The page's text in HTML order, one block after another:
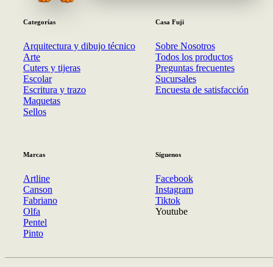
Categorías
Arquitectura y dibujo técnico
Arte
Cuters y tijeras
Escolar
Escritura y trazo
Maquetas
Sellos
Casa Fuji
Sobre Nosotros
Todos los productos
Preguntas frecuentes
Sucursales
Encuesta de satisfacción
Marcas
Artline
Canson
Fabriano
Olfa
Pentel
Pinto
Síguenos
Facebook
Instagram
Tiktok
Youtube